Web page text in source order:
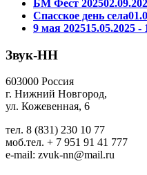
БМ Фест 2025
Спасское день села
9 мая 202515.05.2025 -
Звук-НН
603000 Россия
г. Нижний Новгород,
ул. Кожевенная, 6
тел. 8 (831) 230 10 77
моб.тел. + 7 951 91 41 777
e-mail: zvuk-nn@mail.ru